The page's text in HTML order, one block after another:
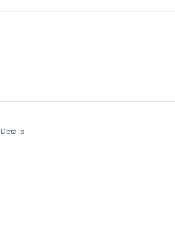
Details